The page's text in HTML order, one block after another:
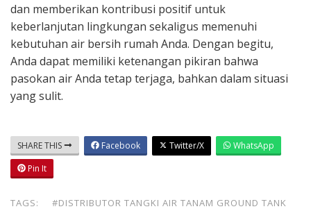
dan memberikan kontribusi positif untuk
keberlanjutan lingkungan sekaligus memenuhi
kebutuhan air bersih rumah Anda. Dengan begitu,
Anda dapat memiliki ketenangan pikiran bahwa
pasokan air Anda tetap terjaga, bahkan dalam situasi
yang sulit.
SHARE THIS Facebook Twitter/X
WhatsApp
Pin It
TAGS:
#DISTRIBUTOR TANGKI AIR TANAM GROUND TANK